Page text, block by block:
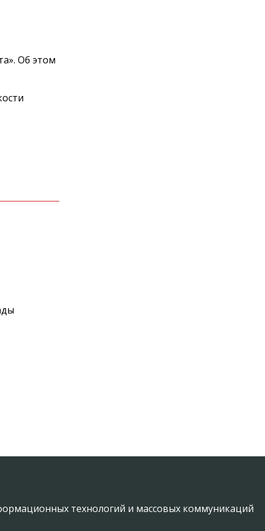
Об этом
технологий и массовых коммуникаций